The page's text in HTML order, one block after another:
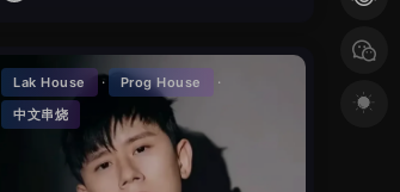
Lak House · Prog House ·
中文串烧